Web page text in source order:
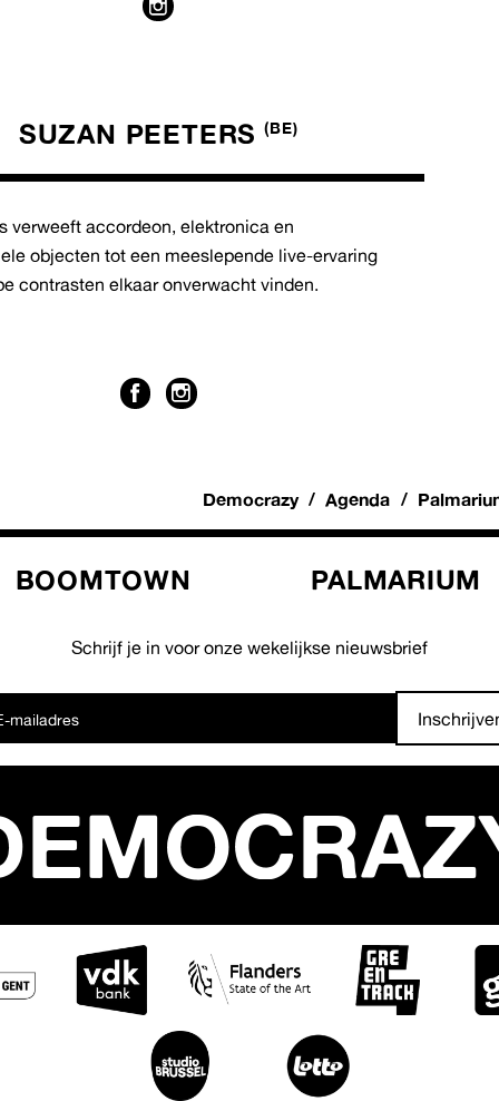
SUZAN PEETERS (BE)
verweeft accordeon, elektronica en
objecten tot een meeslepende live-ervaring
contrasten elkaar onverwacht vinden.
Democrazy Agenda
BOOMTOWN PALMARIUM
Schrijf je in voor onze wekelijkse nieuwsbrief